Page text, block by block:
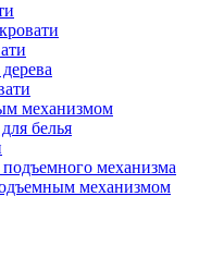
механизмом
белья
механизма
механизмом